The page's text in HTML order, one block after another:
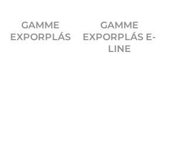
GAMME
EXPORPLÁS
GAMME
EXPORPLÁS E-
LINE